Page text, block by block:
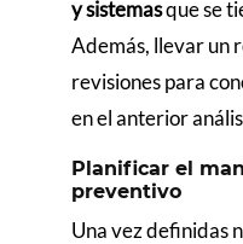
y sistemasque se
Además, llevar un
revisiones para
en el anterior
Planificar el
preventivo
Una vez definidas